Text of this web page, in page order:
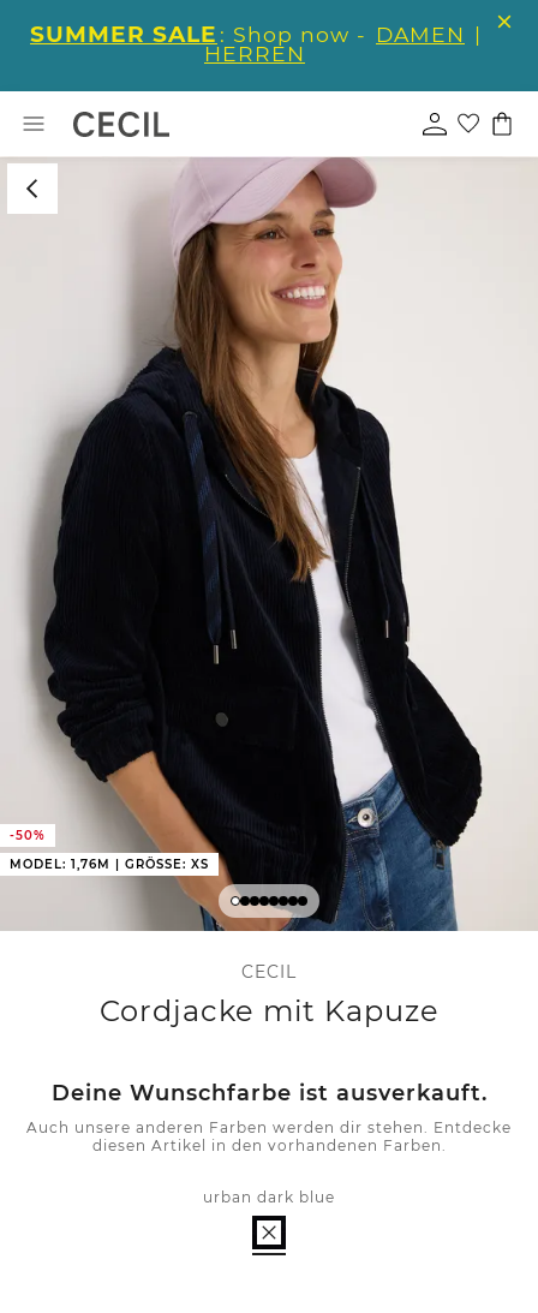
SUMMER SALE : Shop now - DAMEN |
HERREN
-50%
MODEL: 1,76M | GRÖSSE: XS
CECIL
Cordjacke mit Kapuze
Deine Wunschfarbe ist ausverkauft.
Auch unsere anderen Farben werden dir stehen. Entdecke
diesen Artikel in den vorhandenen Farben.
urban dark blue